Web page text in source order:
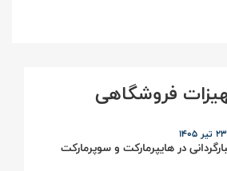
فروشگاهی
در هایپرمارکت و سوپرمارکت